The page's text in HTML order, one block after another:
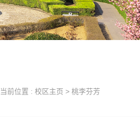
当前位置 : 校区主页 > 桃李芬芳